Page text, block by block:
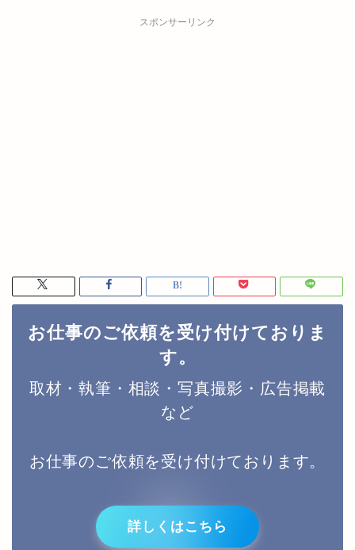
スポンサーリンク
お仕事のご依頼を受け付けておりま
す。
取材・執筆・相談・写真撮影・広告掲載
など
お仕事のご依頼を受け付けております。
詳しくはこちら